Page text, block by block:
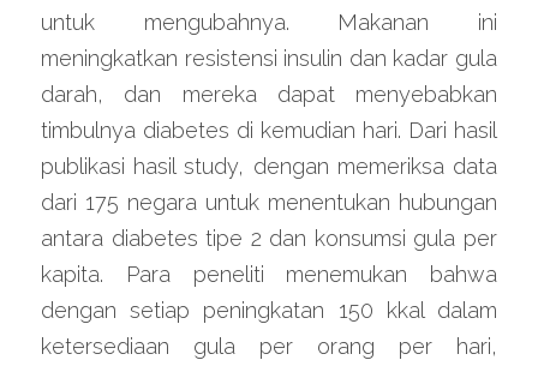
untuk mengubahnya. Makanan ini
meningkatkan resistensi insulin dan kadar gula
darah, dan mereka dapat menyebabkan
timbulnya diabetes di kemudian hari. Dari hasil
publikasi hasil study, dengan memeriksa data
dari 175 negara untuk menentukan hubungan
antara diabetes tipe 2 dan konsumsi gula per
kapita. Para peneliti menemukan bahwa
dengan setiap peningkatan 150 kkal dalam
ketersediaan gula per orang per hari,